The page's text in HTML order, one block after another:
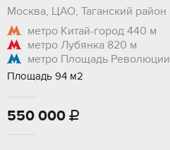
Москва, ЦАО, Таганский район
метро Китай-город 440 м
метро Лубянка 820 м
метро Площадь Революции
Площадь 94 м2
550 000 